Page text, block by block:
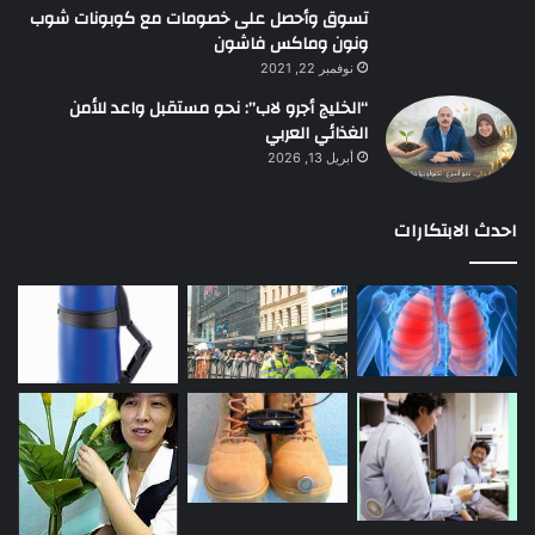
تسوق وأحصل على خصومات مع كوبونات شوب
ونون وماكس فاشون
نوفمبر 22, 2021
“الخليج أجرو لاب”: نحو مستقبل واعد للأمن
الغذائي العربي
أبريل 13, 2026
احدث الابتكارات